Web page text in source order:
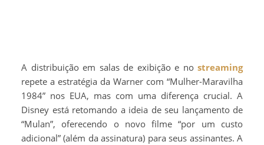
A distribuição em salas de exibição e no streaming
repete a estratégia da Warner com “Mulher-Maravilha
1984” nos EUA, mas com uma diferença crucial. A
Disney está retomando a ideia de seu lançamento de
“Mulan”, oferecendo o novo filme “por um custo
adicional” (além da assinatura) para seus assinantes. A